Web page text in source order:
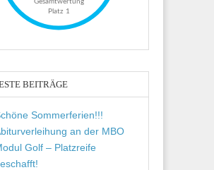
BEITRÄGE
Sommerferien!!!
an der MBO
Golf – Platzreife